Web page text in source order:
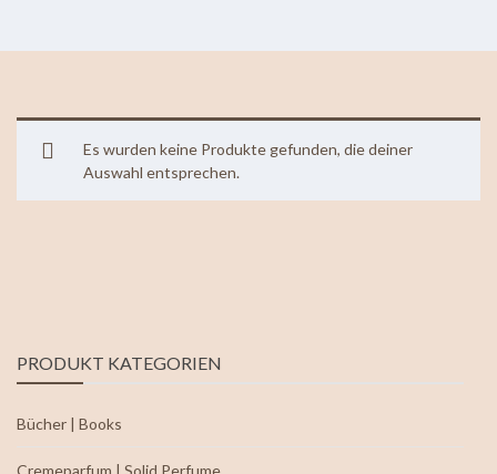
Es wurden keine Produkte gefunden, die deiner
Auswahl entsprechen.
PRODUKT KATEGORIEN
Bücher | Books
Cremeparfum | Solid Perfume